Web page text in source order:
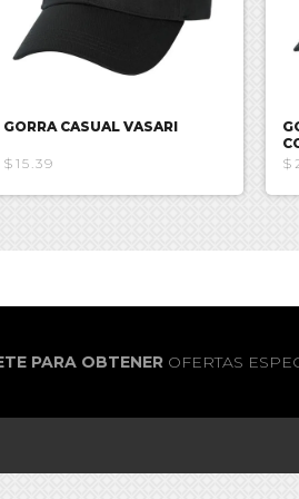
GORRA CASUAL VASARI
$15.39
PARA OBTENEROFERTAS